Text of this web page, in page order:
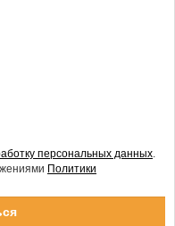
персональных данных
Политики